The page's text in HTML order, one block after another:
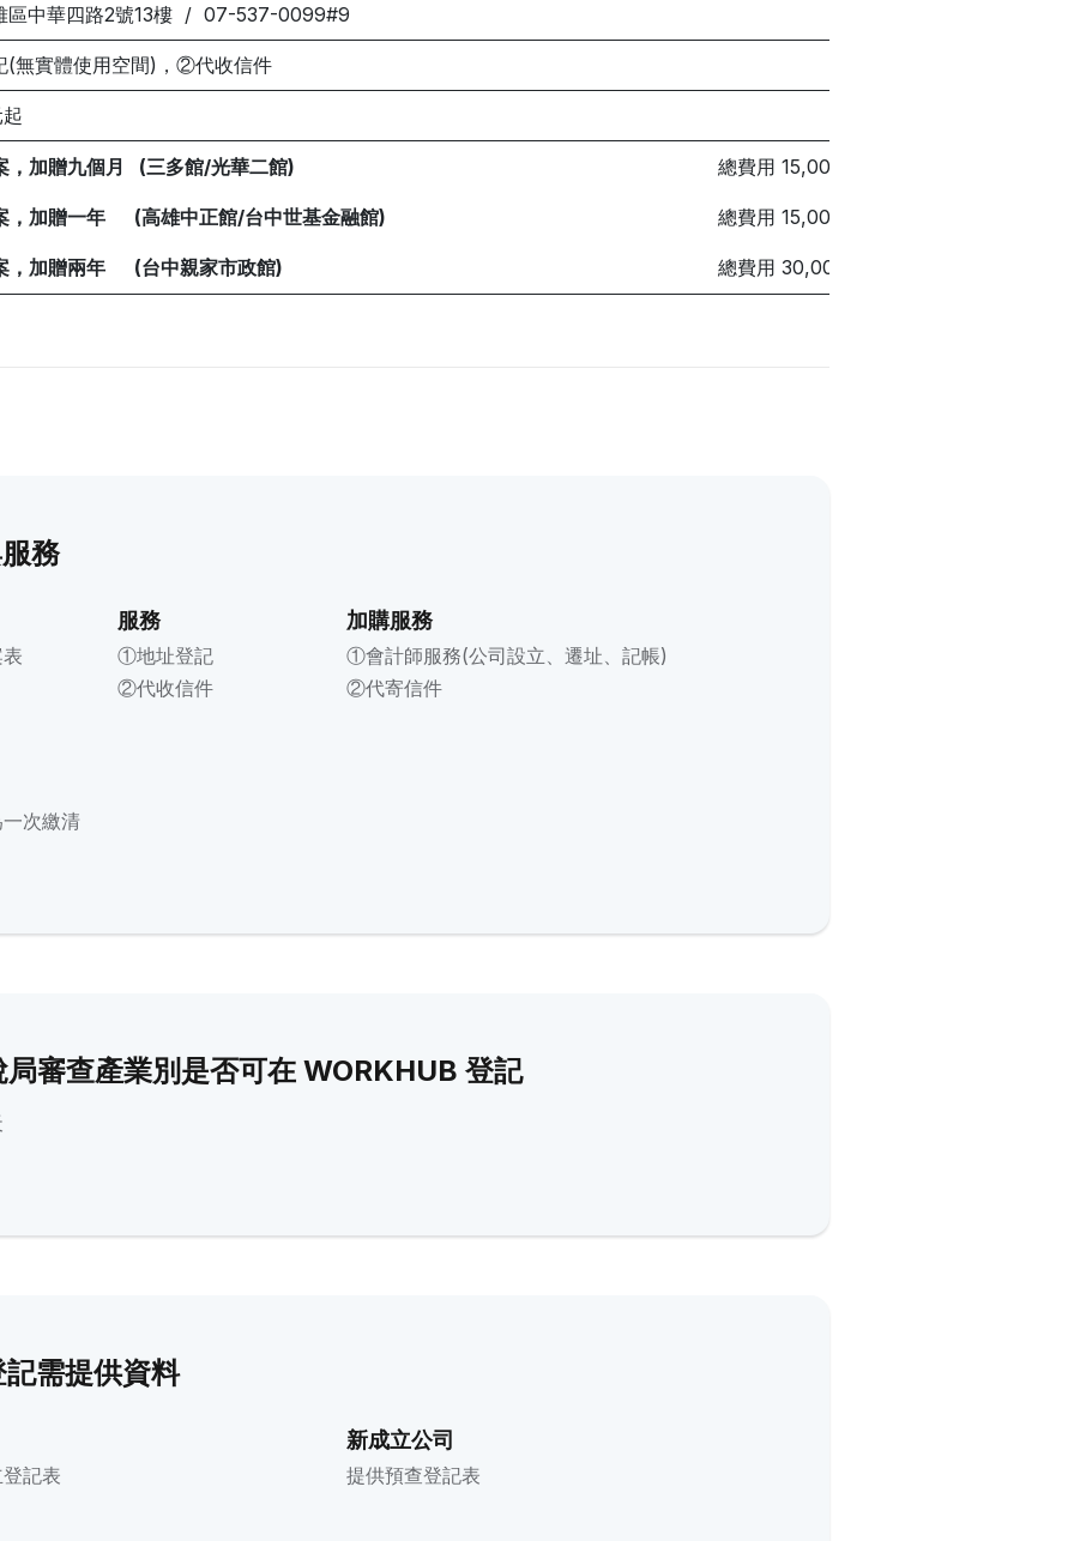
區中華四路2號13樓 / 07-537-0099#9
無實體使用空間)，②代收信件
，加贈九個月 (三多館/光華二館) 總費用 15,000元 / 平均每月 1,000元
，加贈一年 (高雄中正館/台中世基金融館) 總費用 15,000元 / 平均每月 833 元
，加贈兩年 (台中親家市政館) 總費用 30,000元 / 平均每月 833 元
務
服務
①地址登記
②代收信件
加購服務
①會計師服務(公司設立、遷址、記帳)
②代寄信件
次繳清
審查產業別是否可在 WORKHUB 登記
需提供資料
記表
新成立公司
提供預查登記表